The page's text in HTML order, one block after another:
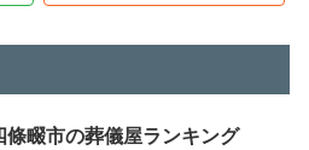
條畷市の葬儀屋ランキング